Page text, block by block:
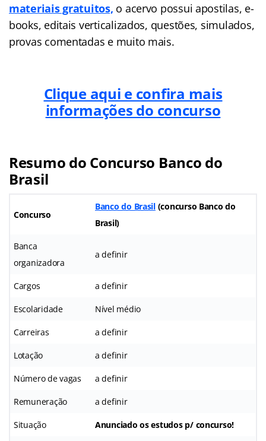
materiais gratuitos, o acervo possui apostilas, e-
books, editais verticalizados, questões, simulados,
provas comentadas e muito mais.
Clique aqui e confira mais
informações do concurso
Resumo do Concurso Banco do
Brasil
Concurso
Banco do Brasil (concurso Banco do
Brasil)
Banca
organizadora
a definir
Cargos a definir
Escolaridade Nível médio
Carreiras a definir
Lotação a definir
Número de vagas a definir
Remuneração a definir
Situação Anunciado os estudos p/ concurso!